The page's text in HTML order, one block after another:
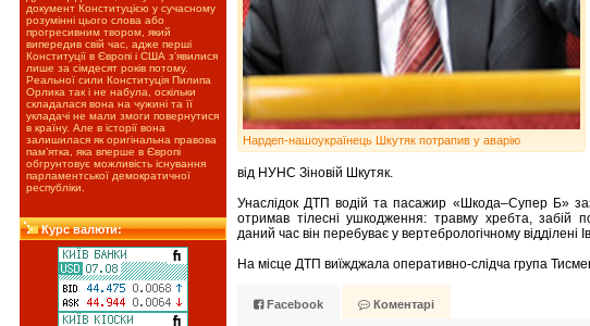
документ Конституцією у сучасному
розумінні цього слова або
прогресивним твором, який
випередив свій час, адже перші
Конституції в Європі і США з’явилися
лише за сімдесят років потому.
Реальної сили Конституція Пилипа
Орлика так і не набула, оскільки
складалася вона на чужині та її
укладачі не мали змоги повернутися
в країну. Але в історії вона
залишилася як оригінальна правова
пам’ятка, яка вперше в Європі
обгрунтовує можливість існування
парламентської демократичної
республіки.
Курс валюти:
Нардеп-нашоукраїнець Шкутяк потрапив у аварію
від НУНС Зіновій Шкутяк.
Унаслідок ДТП водій та пасажир «Шкода–Супер Б»
отримав тілесні ушкодження: травму хребта, забій
даний час він перебуває у вертебрологічному відділені
На місце ДТП виїжджала оперативно-слідча група
Facebook Коментарі